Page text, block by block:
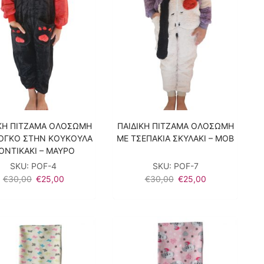
ΠΙΤΖΑΜΑ ΟΛΟΣΩΜΗ
ΣΤΗΝ ΚΟΥΚΟΥΛΑ
– ΜΑΥΡΟ
SKU: POF-4
€30,00 Original
€25,00Η
ΠΑΙΔΙΚΗ ΠΙΤΖΑΜΑ ΟΛΟΣΩΜΗ
ΜΕ ΤΣΕΠΑΚΙΑ ΣΚΥΛΑΚΙ – ΜΟΒ
SKU: POF-7
€30,00 Original
€25,00Η